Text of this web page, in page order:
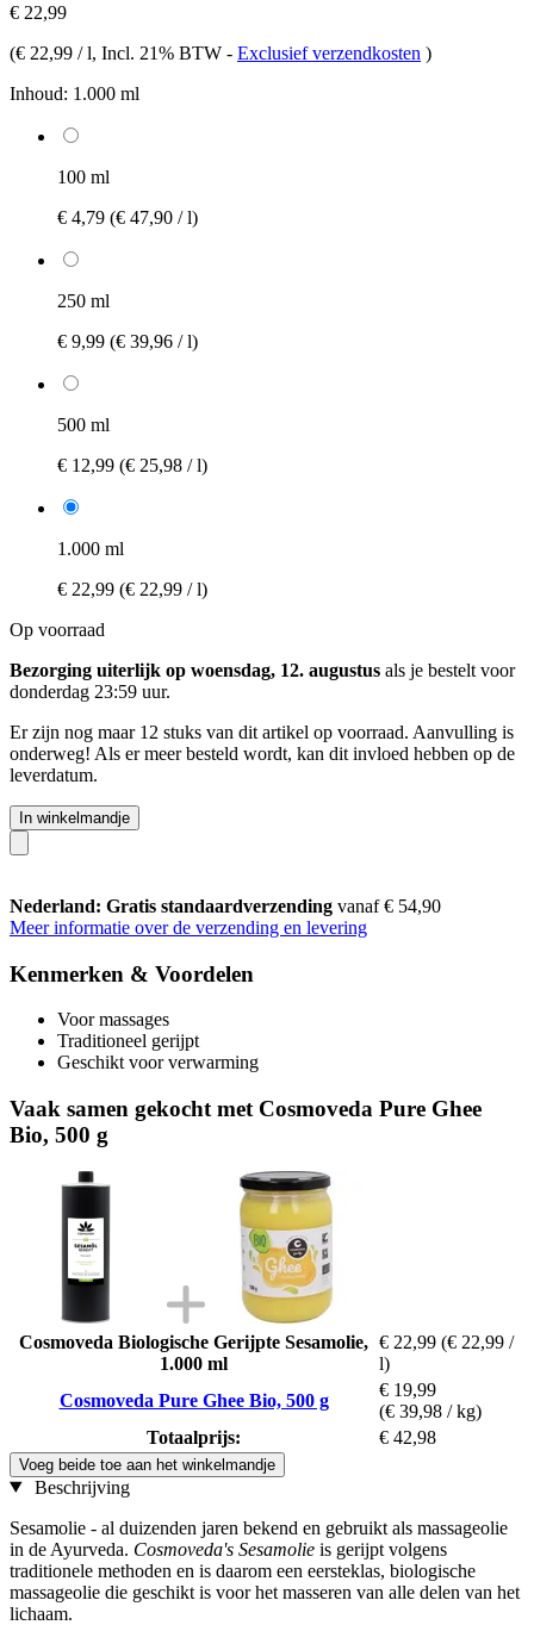
€ 22,99
(€ 22,99 / l, Incl. 21% BTW - Exclusief verzendkosten )
Inhoud: 1.000 ml
100 ml
€ 4,79 (€ 47,90 / l)
250 ml
€ 9,99 (€ 39,96 / l)
500 ml
€ 12,99 (€ 25,98 / l)
1.000 ml
€ 22,99 (€ 22,99 / l)
Op voorraad
Bezorging uiterlijk op woensdag, 12. augustus als je bestelt voor
donderdag 23:59 uur.
Er zijn nog maar 12 stuks van dit artikel op voorraad. Aanvulling is
onderweg! Als er meer besteld wordt, kan dit invloed hebben op de
leverdatum.
In winkelmandje
Nederland: Gratis standaardverzending vanaf € 54,90
Meer informatie over de verzending en levering
Kenmerken & Voordelen
Voor massages
Traditioneel gerijpt
Geschikt voor verwarming
Vaak samen gekocht met Cosmoveda Pure Ghee
Bio, 500 g
Cosmoveda Biologische Gerijpte Sesamolie,
1.000 ml
€ 22,99 (€ 22,99 /
l)
Cosmoveda Pure Ghee Bio, 500 g
€ 19,99
(€ 39,98 / kg)
Totaalprijs:
€ 42,98
Voeg beide toe aan het winkelmandje
Beschrijving
Sesamolie - al duizenden jaren bekend en gebruikt als massageolie
in de Ayurveda. Cosmoveda's Sesamolie is gerijpt volgens
traditionele methoden en is daarom een eersteklas, biologische
massageolie die geschikt is voor het masseren van alle delen van het
lichaam.